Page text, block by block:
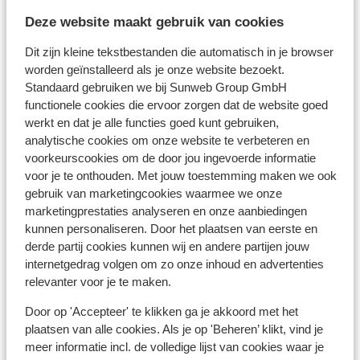
Deze website maakt gebruik van cookies
Dit zijn kleine tekstbestanden die automatisch in je browser
worden geïnstalleerd als je onze website bezoekt.
Standaard gebruiken we bij Sunweb Group GmbH
functionele cookies die ervoor zorgen dat de website goed
werkt en dat je alle functies goed kunt gebruiken,
analytische cookies om onze website te verbeteren en
voorkeurscookies om de door jou ingevoerde informatie
voor je te onthouden. Met jouw toestemming maken we ook
gebruik van marketingcookies waarmee we onze
marketingprestaties analyseren en onze aanbiedingen
kunnen personaliseren. Door het plaatsen van eerste en
derde partij cookies kunnen wij en andere partijen jouw
internetgedrag volgen om zo onze inhoud en advertenties
relevanter voor je te maken.
Door op 'Accepteer' te klikken ga je akkoord met het
plaatsen van alle cookies. Als je op 'Beheren’ klikt, vind je
meer informatie incl. de volledige lijst van cookies waar je
reispaspoort.
verplicht.
- De reisdocumenten dienen geldig te zijn voor de
gehele duur van het verblijf in Spanje.
- Indien je geen Belgische nationaliteit hebt, raden we je
aan om contact op te nemen met je ambassade of
consulaat.
- Het over de juiste en geldige reisdocumenten
beschikken, is te allen tijde jouw eigen
verantwoordelijkheid.
- In iedere reservering dient er minimaal 1 persoon 18
jaar of ouder te zijn.
Vaccinatie
Voor actuele informatie betreffende vaccinaties en
andere gegevens over gezondheid en reizen kijk je op